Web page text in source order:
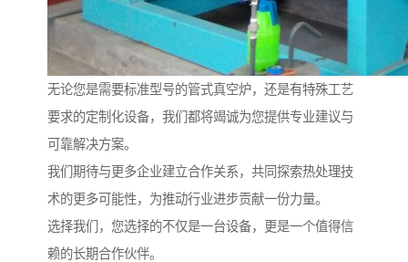
无论您是需要标准型号的管式真空炉，还是有特殊工艺
要求的定制化设备，我们都将竭诚为您提供专业建议与
可靠解决方案。
我们期待与更多企业建立合作关系，共同探索热处理技
术的更多可能性，为推动行业进步贡献一份力量。
选择我们，您选择的不仅是一台设备，更是一个值得信
赖的长期合作伙伴。